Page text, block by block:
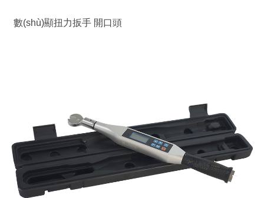
數(shù)顯扭力扳手 開口頭